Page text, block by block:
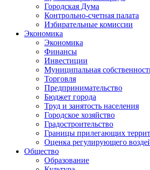
Городская Дума
Контрольно-счетная палата
Избирательные комиссии
Экономика
Экономика
Финансы
Инвестиции
Муниципальная
Торговля
Предпринимательство
Бюджет города
Труд и занятость населения
Городское хозяйство
Градостроительство
Границы прилегающих
Оценка регулирующего
Общество
Образование